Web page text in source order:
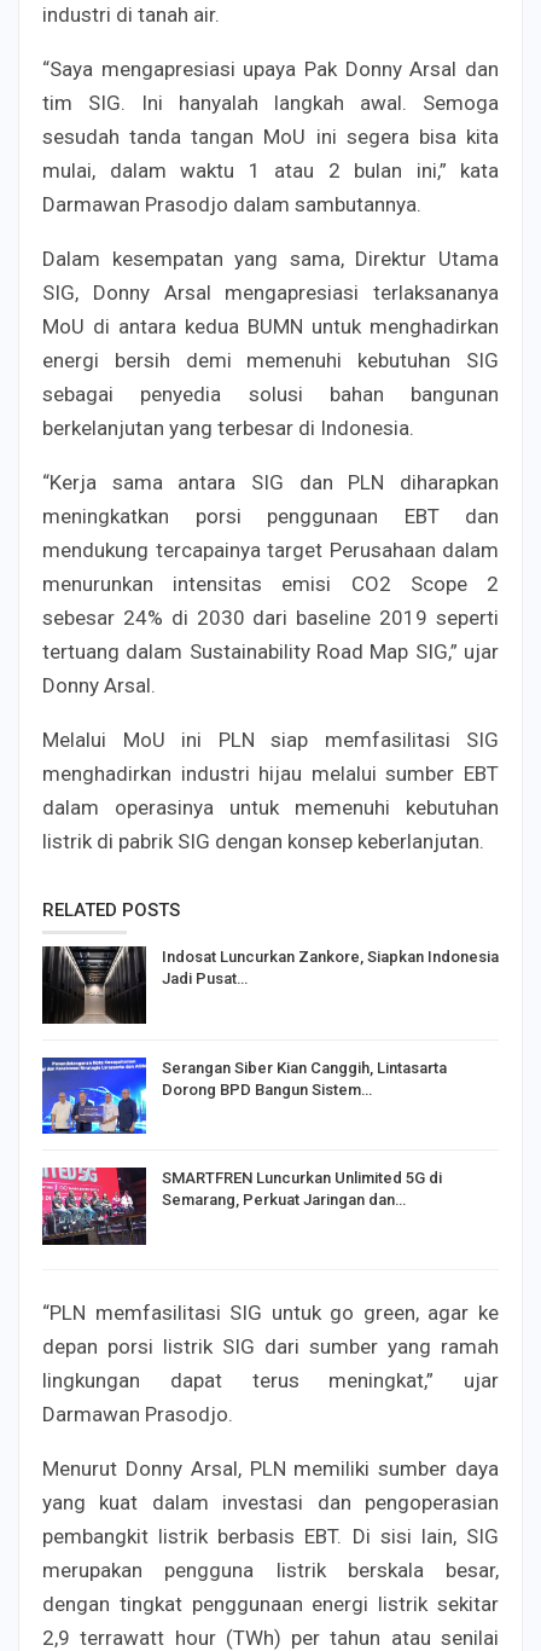
industri di tanah air.
“Saya mengapresiasi upaya Pak Donny Arsal dan
tim SIG. Ini hanyalah langkah awal. Semoga
sesudah tanda tangan MoU ini segera bisa kita
mulai, dalam waktu 1 atau 2 bulan ini,” kata
Darmawan Prasodjo dalam sambutannya.
Dalam kesempatan yang sama, Direktur Utama
SIG, Donny Arsal mengapresiasi terlaksananya
MoU di antara kedua BUMN untuk menghadirkan
energi bersih demi memenuhi kebutuhan SIG
sebagai penyedia solusi bahan bangunan
berkelanjutan yang terbesar di Indonesia.
“Kerja sama antara SIG dan PLN diharapkan
meningkatkan porsi penggunaan EBT dan
mendukung tercapainya target Perusahaan dalam
menurunkan intensitas emisi CO2 Scope 2
sebesar 24% di 2030 dari baseline 2019 seperti
tertuang dalam Sustainability Road Map SIG,” ujar
Donny Arsal.
Melalui MoU ini PLN siap memfasilitasi SIG
menghadirkan industri hijau melalui sumber EBT
dalam operasinya untuk memenuhi kebutuhan
listrik di pabrik SIG dengan konsep keberlanjutan.
RELATED POSTS
Indosat Luncurkan Zankore, Siapkan Indonesia
Jadi Pusat…
Serangan Siber Kian Canggih, Lintasarta
Dorong BPD Bangun Sistem…
SMARTFREN Luncurkan Unlimited 5G di
Semarang, Perkuat Jaringan dan…
“PLN memfasilitasi SIG untuk go green, agar ke
depan porsi listrik SIG dari sumber yang ramah
lingkungan dapat terus meningkat,” ujar
Darmawan Prasodjo.
Menurut Donny Arsal, PLN memiliki sumber daya
yang kuat dalam investasi dan pengoperasian
pembangkit listrik berbasis EBT. Di sisi lain, SIG
merupakan pengguna listrik berskala besar,
dengan tingkat penggunaan energi listrik sekitar
2,9 terrawatt hour (TWh) per tahun atau senilai